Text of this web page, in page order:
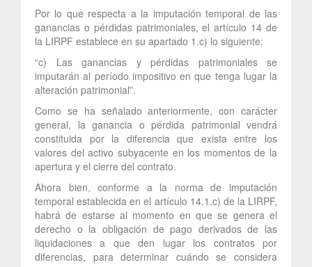
Por lo que respecta a la imputación temporal de las
ganancias o pérdidas patrimoniales, el artículo 14 de
la LIRPF establece en su apartado 1.c) lo siguiente:
“c) Las ganancias y pérdidas patrimoniales se
imputarán al período impositivo en que tenga lugar la
alteración patrimonial”.
Como se ha señalado anteriormente, con carácter
general, la ganancia o pérdida patrimonial vendrá
constituida por la diferencia que exista entre los
valores del activo subyacente en los momentos de la
apertura y el cierre del contrato.
Ahora bien, conforme a la norma de imputación
temporal establecida en el artículo 14.1.c) de la LIRPF,
habrá de estarse al momento en que se genera el
derecho o la obligación de pago derivados de las
liquidaciones a que den lugar los contratos por
diferencias, para determinar cuándo se considera